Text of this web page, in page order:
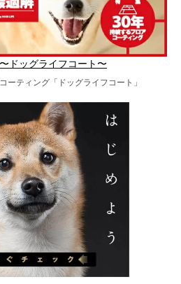
ドッグライフコート〜
ーティング「ドッグライフコート」